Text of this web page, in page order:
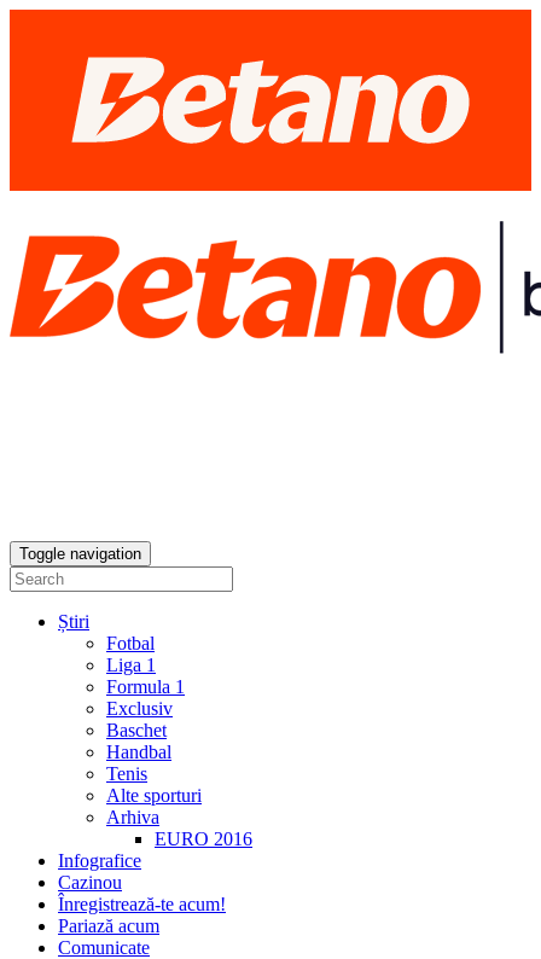
Toggle navigation
Știri
Fotbal
Liga 1
Formula 1
Exclusiv
Baschet
Handbal
Tenis
Alte sporturi
Arhiva
EURO 2016
Infografice
Cazinou
Înregistrează-te acum!
Pariază acum
Comunicate